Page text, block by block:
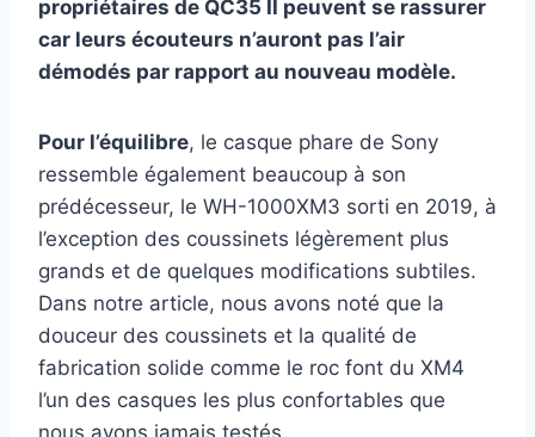
propriétaires de QC35 II peuvent se rassurer
car leurs écouteurs n’auront pas l’air
démodés par rapport au nouveau modèle.
Pour l’équilibre, le casque phare de Sony
ressemble également beaucoup à son
prédécesseur, le WH-1000XM3 sorti en 2019, à
l’exception des coussinets légèrement plus
grands et de quelques modifications subtiles.
Dans notre article, nous avons noté que la
douceur des coussinets et la qualité de
fabrication solide comme le roc font du XM4
l’un des casques les plus confortables que